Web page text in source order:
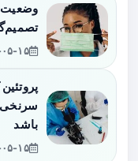
وضعیت
باشد